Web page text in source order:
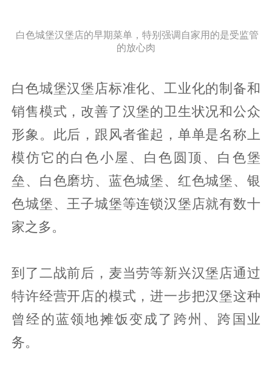
白色城堡汉堡店的早期菜单，特别强调自家用的是受监管
的放心肉
白色城堡汉堡店标准化、工业化的制备和
销售模式，改善了汉堡的卫生状况和公众
形象。此后，跟风者雀起，单单是名称上
模仿它的白色小屋、白色圆顶、白色堡
垒、白色磨坊、蓝色城堡、红色城堡、银
色城堡、王子城堡等连锁汉堡店就有数十
家之多。
到了二战前后，麦当劳等新兴汉堡店通过
特许经营开店的模式，进一步把汉堡这种
曾经的蓝领地摊饭变成了跨州、跨国业
务。